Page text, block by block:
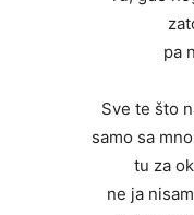
pa
Sve te što
samo sa
tu za
ne ja